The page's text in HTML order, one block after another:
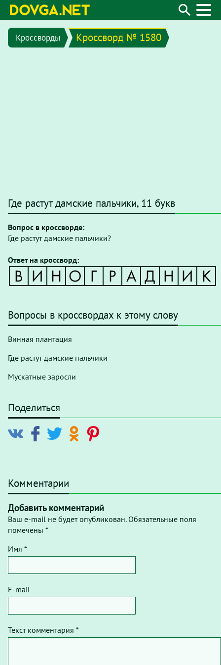
Кроссворды Кроссворд № 1580
Где растут дамские пальчики, 11 букв
Вопрос в кроссворде:
Где растут дамские пальчики?
Ответ на кроссворд:
Вопросы в кроссвордах к этому слову
Винная плантация
Где растут дамские пальчики
Мускатные заросли
Поделиться
Комментарии
Добавить комментарий
Ваш e-mail не будет опубликован. Обязательные поля
помечены *
Имя *
E-mail
Текст комментария *